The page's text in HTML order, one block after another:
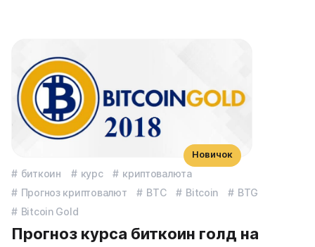
биткоин курс
криптовалюта
Прогноз криптовалют
BTC Bitcoin
BTG
Bitcoin Gold
Прогноз курса биткоин голд на
Новичок